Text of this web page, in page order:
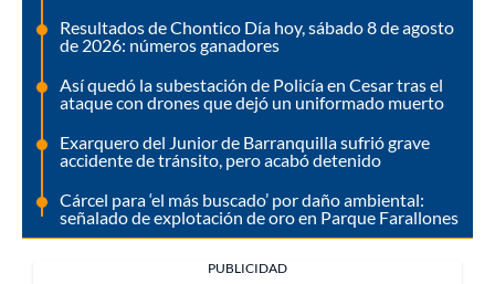
Resultados de Chontico Día hoy, sábado 8 de agosto
de 2026: números ganadores
Así quedó la subestación de Policía en Cesar tras el
ataque con drones que dejó un uniformado muerto
Exarquero del Junior de Barranquilla sufrió grave
accidente de tránsito, pero acabó detenido
Cárcel para ‘el más buscado’ por daño ambiental:
señalado de explotación de oro en Parque Farallones
PUBLICIDAD